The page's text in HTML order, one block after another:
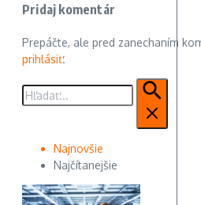
Pridaj komentár
Prepáčte, ale pred zanechaním
prihlásiť.
Hľadať:
Najnovšie
Najčítanejšie